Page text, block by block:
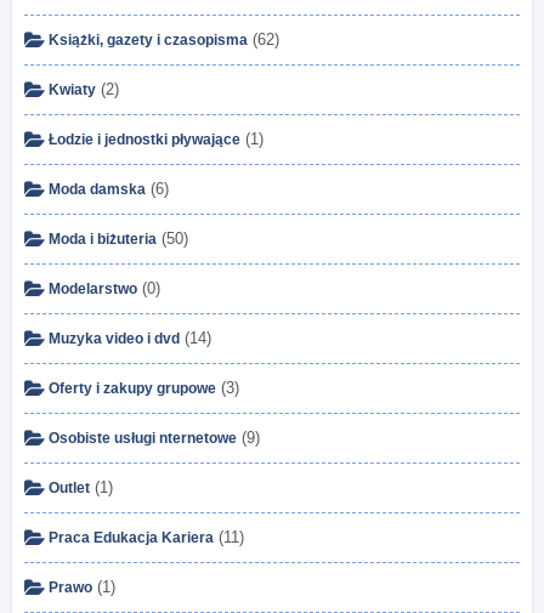
Książki, gazety i czasopisma (62)
Kwiaty (2)
Łodzie i jednostki pływające (1)
Moda damska (6)
Moda i biżuteria (50)
Modelarstwo (0)
Muzyka video i dvd (14)
Oferty i zakupy grupowe (3)
Osobiste usługi nternetowe (9)
Outlet (1)
Praca Edukacja Kariera (11)
Prawo (1)